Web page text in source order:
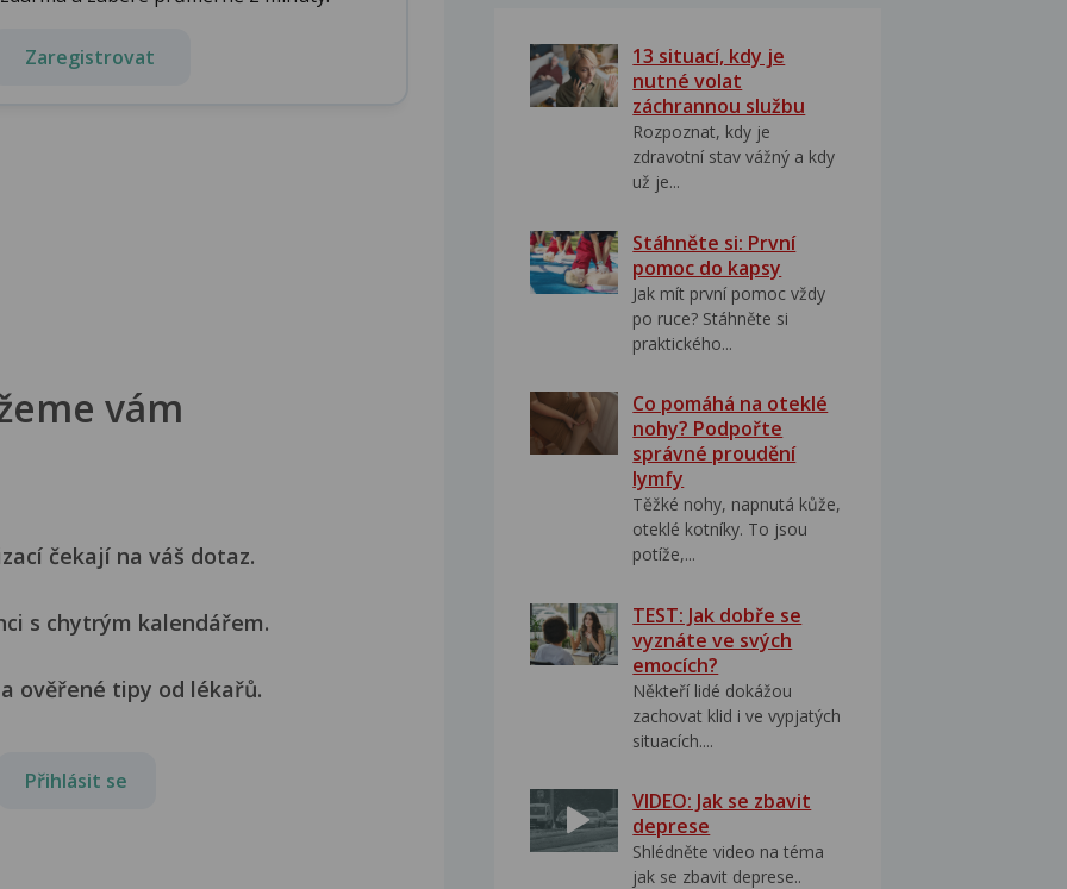
Zaregistrovat
vám
čekají na váš dotaz.
s chytrým kalendářem.
ověřené tipy od lékařů.
Přihlásit se
13 situací, kdy je
nutné volat
záchrannou službu
Rozpoznat, kdy je
zdravotní stav vážný a kdy
už je...
Stáhněte si: První
pomoc do kapsy
Jak mít první pomoc vždy
po ruce? Stáhněte si
praktického...
Co pomáhá na oteklé
nohy? Podpořte
správné proudění
lymfy
Těžké nohy, napnutá kůže,
oteklé kotníky. To jsou
potíže,...
TEST: Jak dobře se
vyznáte ve svých
emocích?
Někteří lidé dokážou
zachovat klid i ve vypjatých
situacích....
VIDEO: Jak se zbavit
deprese
Shlédněte video na téma
jak se zbavit deprese..